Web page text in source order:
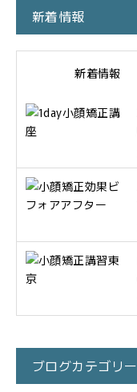
新着情報
新着情報
ブログカテゴリー